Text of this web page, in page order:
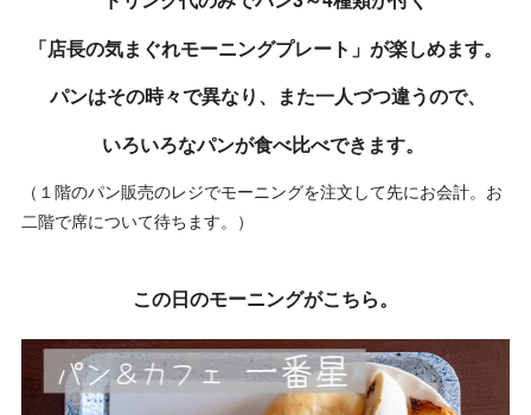
「店長の気まぐれモーニングプレート」が楽しめます。
パンはその時々で異なり、また一人づつ違うので、
いろいろなパンが食べ比べできます。
（１階のパン販売のレジでモーニングを注文して先にお会計。お
二階で席について待ちます。）
この日のモーニングがこちら。